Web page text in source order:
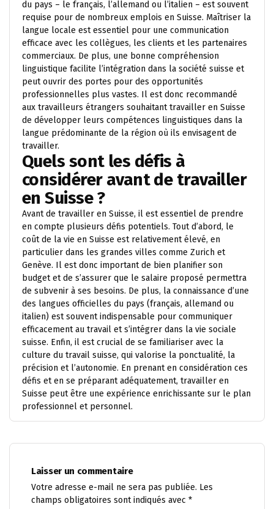
du pays – le français, l’allemand ou l’italien – est souvent
requise pour de nombreux emplois en Suisse. Maîtriser la
langue locale est essentiel pour une communication
efficace avec les collègues, les clients et les partenaires
commerciaux. De plus, une bonne compréhension
linguistique facilite l’intégration dans la société suisse et
peut ouvrir des portes pour des opportunités
professionnelles plus vastes. Il est donc recommandé
aux travailleurs étrangers souhaitant travailler en Suisse
de développer leurs compétences linguistiques dans la
langue prédominante de la région où ils envisagent de
travailler.
Quels sont les défis à
considérer avant de travailler
en Suisse ?
Avant de travailler en Suisse, il est essentiel de prendre
en compte plusieurs défis potentiels. Tout d’abord, le
coût de la vie en Suisse est relativement élevé, en
particulier dans les grandes villes comme Zurich et
Genève. Il est donc important de bien planifier son
budget et de s’assurer que le salaire proposé permettra
de subvenir à ses besoins. De plus, la connaissance d’une
des langues officielles du pays (français, allemand ou
italien) est souvent indispensable pour communiquer
efficacement au travail et s’intégrer dans la vie sociale
suisse. Enfin, il est crucial de se familiariser avec la
culture du travail suisse, qui valorise la ponctualité, la
précision et l’autonomie. En prenant en considération ces
défis et en se préparant adéquatement, travailler en
Suisse peut être une expérience enrichissante sur le plan
professionnel et personnel.
Laisser un commentaire
Votre adresse e-mail ne sera pas publiée. Les
champs obligatoires sont indiqués avec *